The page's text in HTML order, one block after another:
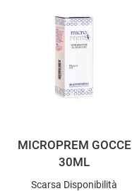
MICROPREM GOCCE
30ML
Scarsa Disponibilità